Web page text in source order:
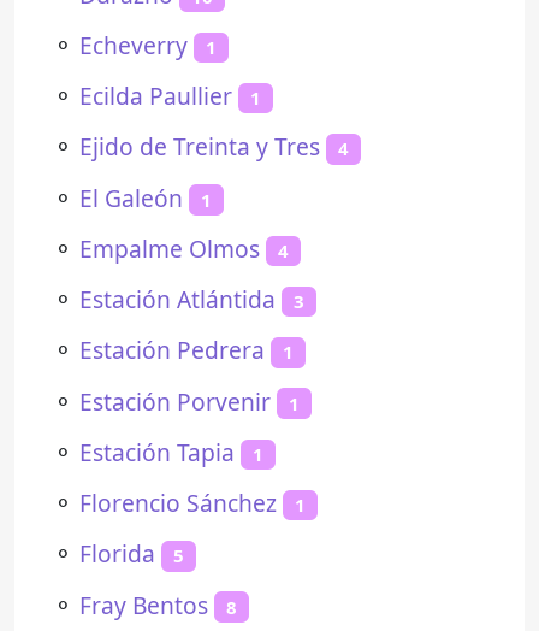
⚬ Echeverry 1
⚬ Ecilda Paullier 1
⚬ Ejido de Treinta y Tres 4
⚬ El Galeón 1
⚬ Empalme Olmos 4
⚬ Estación Atlántida 3
⚬ Estación Pedrera 1
⚬ Estación Porvenir 1
⚬ Estación Tapia 1
⚬ Florencio Sánchez 1
⚬ Florida 5
⚬ Fray Bentos 8